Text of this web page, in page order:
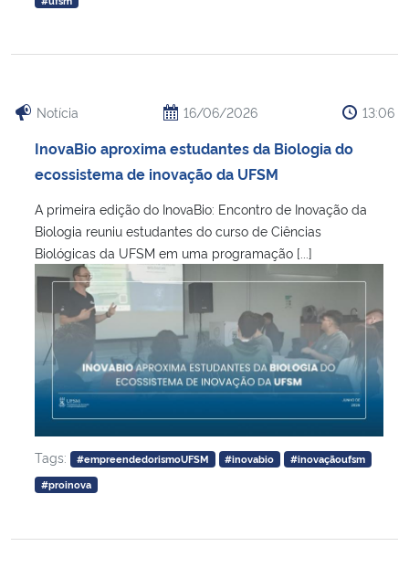
Notícia 16/06/2026 13:06
InovaBio aproxima estudantes da Biologia do
ecossistema de inovação da UFSM
A primeira edição do InovaBio: Encontro de Inovação da
Biologia reuniu estudantes do curso de Ciências
Biológicas da UFSM em uma programação [...]
Tags: #empreendedorismoUFSM #inovabio
#inovaçãoufsm
#proinova